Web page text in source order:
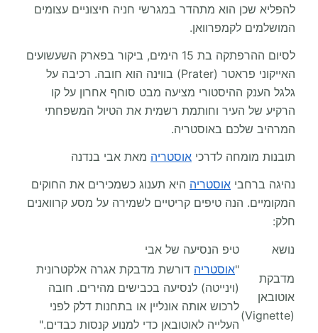
להפליא שכן הוא מתהדר במגרשי חניה חיצוניים עצומים
המושלמים לקמפרוואן.
לסיום ההרפתקה בת 15 הימים, ביקור בפארק השעשועים
האייקוני פראטר (Prater) בווינה הוא חובה. רכיבה על
גלגל הענק ההיסטורי מציעה מבט סוחף אחרון על קו
הרקיע של העיר וחותמת רשמית את הטיול המשפחתי
המרהיב שלכם באוסטריה.
תובנות מומחה לדרכי אוסטריה מאת אבי בנדנה
נהיגה ברחבי אוסטריה היא תענוג כשמכירים את החוקים
המקומיים. הנה טיפים קריטיים לשמירה על מסע קרוואנים
חלק:
נושא
טיפ הנסיעה של אבי
מדבקת
אוטובאן
(Vignette)
"אוסטריה דורשת מדבקת אגרה אלקטרונית
(וינייטה) לנסיעה בכבישים מהירים. חובה
לרכוש אותה אונליין או בתחנות דלק לפני
העלייה לאוטובאן כדי למנוע קנסות כבדים."